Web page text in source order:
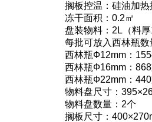
搁板控温：硅油加热
冻干面积：0.2㎡
盘装物料：2L（料
每批可放入西林瓶数
西林瓶Ф12mm：
西林瓶Ф16mm：
西林瓶Ф22mm：
物料盘尺寸：
物料盘数量：2个
搁板尺寸：